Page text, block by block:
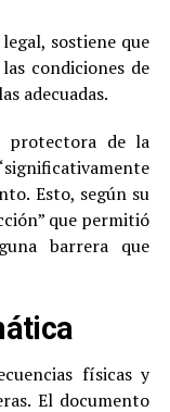
sostiene que
condiciones de
adecuadas.
protectora de la
Esto, según su
que permitió
barrera que
físicas y
El documento